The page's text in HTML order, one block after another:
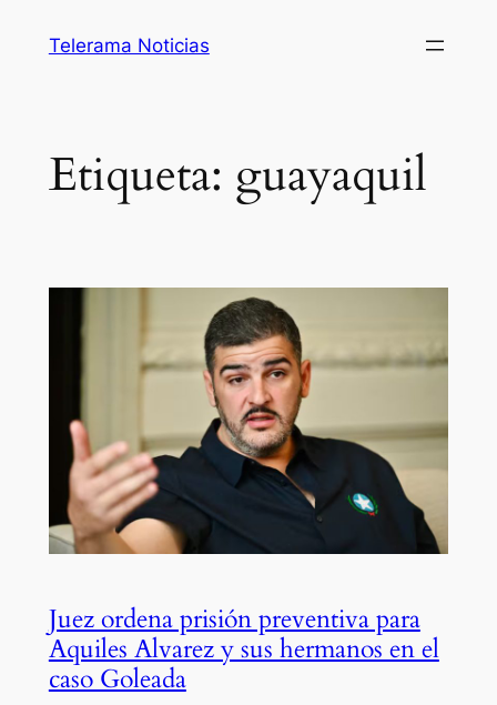
Telerama Noticias
Etiqueta: guayaquil
Juez ordena prisión preventiva para
Aquiles Alvarez y sus hermanos en el
caso Goleada